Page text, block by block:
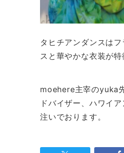
タヒチアンダンスは
スと華やかな衣装が特
moehere主宰のyuka
ドバイザー、ハワイ
注いでおります。